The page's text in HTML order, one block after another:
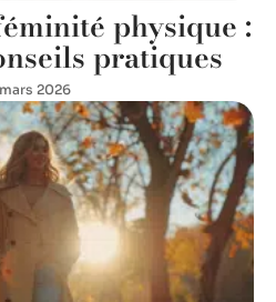
physique :
pratiques
mars 2026